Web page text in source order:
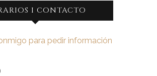
I CONTACTO
para pedir información